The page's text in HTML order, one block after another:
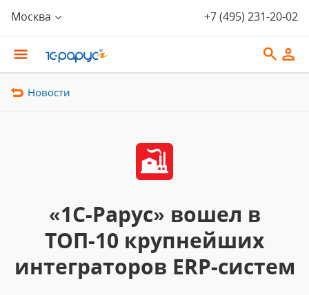
Москва +7 (495) 231-20-02
Новости
«1С-Рарус» вошел в
ТОП-10 крупнейших
интеграторов ERP-систем